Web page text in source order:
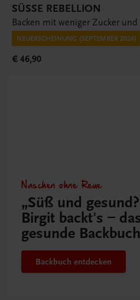
SÜSSE REBELLION
Backen mit weniger Zucker
NEUERSCHEINUNG (SEPTEMBER 2026)
€ 46,90
Naschen ohne Reue
„Süß und
Birgit backt's –
gesunde Backbuch
Backbuch entdecken